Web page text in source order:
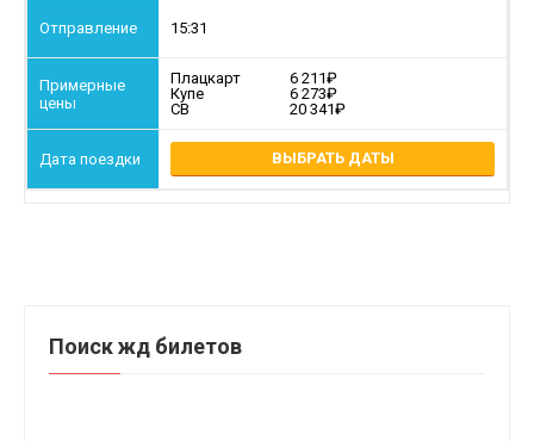
15:31
Плацкарт
6 211
Купе
6 273
СВ
20 341
ВЫБРАТЬ ДАТЫ
Поиск жд билетов